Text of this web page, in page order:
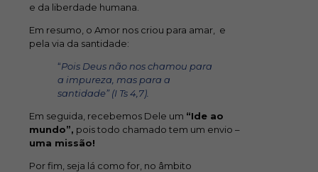
e da liberdade humana.
Em resumo, o Amor nos criou para amar, e
pela via da santidade:
“Pois Deus não nos chamou para
a impureza, mas para a
santidade” (I Ts 4,7).
Em seguida, recebemos Dele um “Ide ao
mundo”, pois todo chamado tem um envio –
uma missão!
Por fim, seja lá como for, no âmbito